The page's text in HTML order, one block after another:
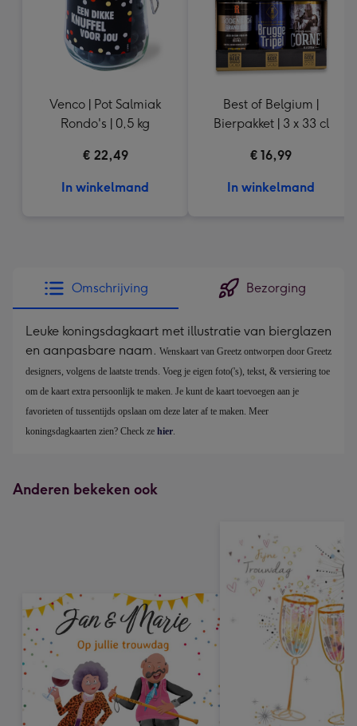
Venco | Pot Salmiak
Rondo's | 0,5 kg
€ 22,49
In winkelmand
Best of Belgium |
Bierpakket | 3 x 33 cl
€ 16,99
In winkelmand
Omschrijving Bezorging
Leuke koningsdagkaart met illustratie van bierglazen
en aanpasbare naam. Wenskaart van Greetz ontworpen door Greetz
designers, volgens de laatste trends. Voeg je eigen foto('s), tekst, & versiering toe
om de kaart extra persoonlijk te maken. Je kunt de kaart toevoegen aan je
favorieten of tussentijds opslaan om deze later af te maken. Meer
koningsdagkaarten zien? Check ze hier.
Anderen bekeken ook